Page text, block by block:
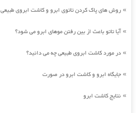
» روش های پاک کردن تاتوی ابرو و کاشت ابروی طبیعی
»آیا تاتو باعث از بین رفتن موهای ابرو می شود؟
» در مورد کاشت ابروی طبیعی چه می دانید؟
» جایگاه ابرو و کاشت ابرو در صورت
» نتایج کاشت ابرو